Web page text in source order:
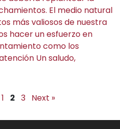
El medio natural
más valiosos de nuestra
hacer un esfuerzo en
como los
Un saludo,
1 2 3 Next »